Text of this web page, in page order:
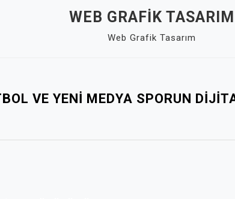
WEB GRAFIK TASARIM
Web Grafik Tasarım
VE YENI MEDYA SPORUN